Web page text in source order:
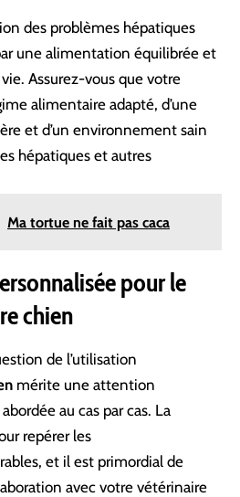
des problèmes hépatiques
une alimentation équilibrée et
Assurez-vous que votre
alimentaire adapté, d’une
et d’un environnement sain
hépatiques et autres
Ma tortue ne fait pas caca
pour le
chien
de l’utilisation
mérite une attention
au cas par cas. La
repérer les
et il est primordial de
avec votre vétérinaire